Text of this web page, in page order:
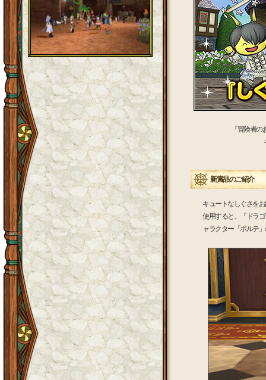
『冒険者
新賞品のご紹介
キュートなしぐさを
使用すると、『ドラ
ャラクター「ポルテ